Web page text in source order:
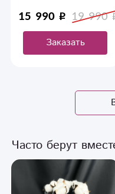
любимой, на свадьбу ,
на юбилей
15 990 19 990
Заказать
Часто берут